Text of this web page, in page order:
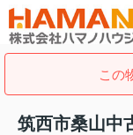
この
筑西市桑山中